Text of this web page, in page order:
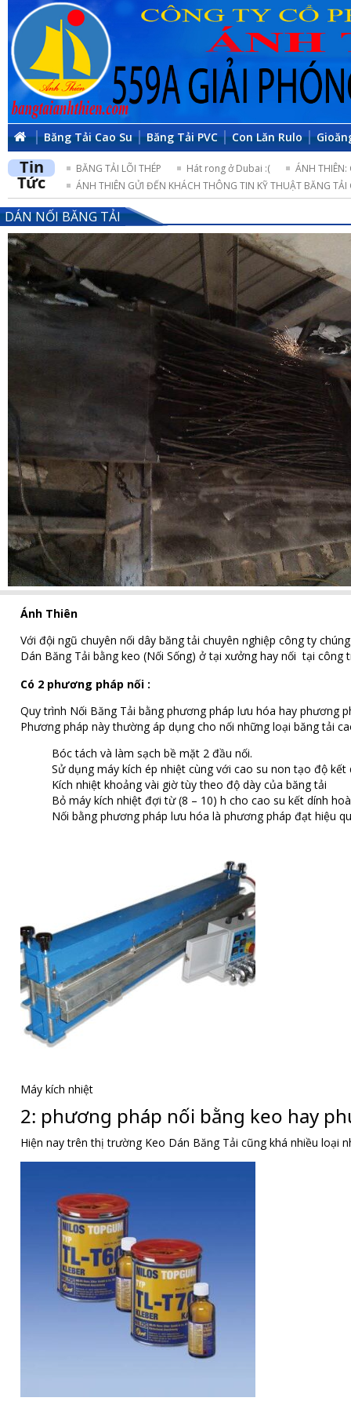
Băng Tải Cao Su Băng Tải PVC Con Lăn Rulo
Tin
Tức
BĂNG TẢI LÕI THÉP Hát rong ở Dubai :(
ÁNH THIÊN:
ÁNH THIÊN GỬI ĐẾN KHÁCH THÔNG TIN KỸ THUẬT BĂNG TẢI
DÁN NỐI BĂNG TẢI
Ánh Thiên
Với đội ngũ chuyên nối dây băng tải chuyên nghiệp công ty
Dán Băng Tải bằng keo (Nối Sống) ở tại xưởng hay nối tại công
Có 2 phương pháp nối :
Quy trình Nối Băng Tải bằng phương pháp lưu hóa hay phương
Phương pháp này thường áp dụng cho nối những loại băng tải
Bóc tách và làm sạch bề mặt 2 đầu nối.
Sử dụng máy kích ép nhiệt cùng với cao su non tạo độ kết
Kích nhiệt khoảng vài giờ tùy theo độ dày của băng tải
Bỏ máy kích nhiệt đợi từ (8 – 10) h cho cao su kết dính
Nối bằng phương pháp lưu hóa là phương pháp đạt hiệu
Máy kích nhiệt
2: phương pháp nối bằng keo hay
Hiện nay trên thị trường Keo Dán Băng Tải cũng khá nhiều loại